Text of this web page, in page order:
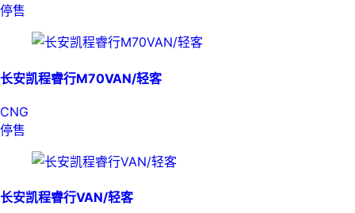
停售
长安凯程睿行M70VAN/轻客
CNG
停售
长安凯程睿行VAN/轻客